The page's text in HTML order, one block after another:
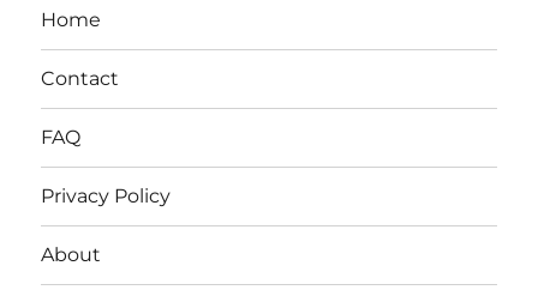
Home
Contact
FAQ
Privacy Policy
About